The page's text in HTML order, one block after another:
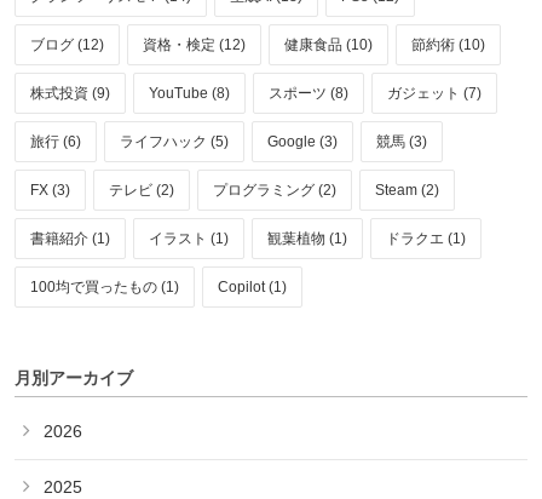
ブログ (12) 資格・検定 (12) 健康食品 (10) 節約術 (10)
株式投資 (9) YouTube (8) スポーツ (8) ガジェット (7)
旅行 (6) ライフハック (5) Google (3) 競馬 (3)
FX (3) テレビ (2) プログラミング (2) Steam (2)
書籍紹介 (1) イラスト (1) 観葉植物 (1) ドラクエ (1)
100均で買ったもの (1) Copilot (1)
月別アーカイブ
2026
2025